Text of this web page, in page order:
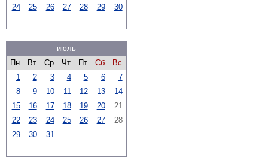
24
25 26 27 28 29 30
июль
Пн
Вт Ср Чт Пт Сб
Вс
1
2 3 4 5 6
7
8
9 10 11 12 13
14
15
16 17 18 19 20
21
22
23 24 25 26 27
28
29
30 31